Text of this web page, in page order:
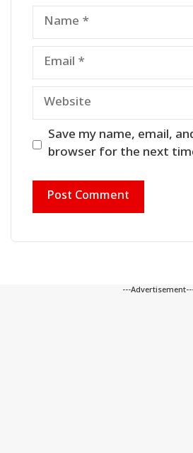
Name
Email
Website
Save my name, email,
browser for the next
---